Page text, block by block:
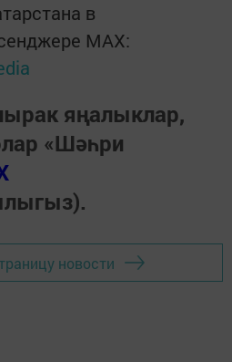
в
MАХ:
яңалыклар,
«Шәһри
новости